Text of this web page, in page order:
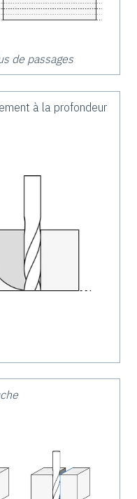
de passages
à la profondeur